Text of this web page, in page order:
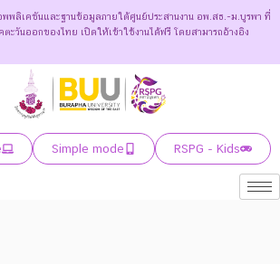
พพลิเคชันและฐานข้อมูลภายใต้ศูนย์ประสานงาน อพ.สธ.-ม.บูรพา ที่
ะวันออกของไทย เปิดให้เข้าใช้งานได้ฟรี โดยสามารถอ้างอิง
Simple mode RSPG - Kids